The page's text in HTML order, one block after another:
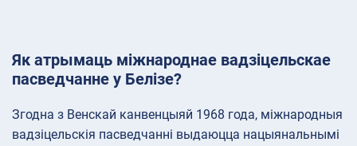
Як атрымаць міжнароднае вадзіцельскае
пасведчанне у Белізе?
Згодна з Венскай канвенцыяй 1968 года, міжнародныя
вадзіцельскія пасведчанні выдаюцца нацыянальнымі